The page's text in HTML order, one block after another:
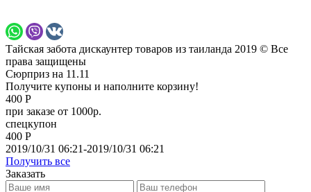
Тайская забота дискаунтер товаров из таиланда 2019 © Все
права защищены
Сюрприз на 11.11
Получите купоны и наполните корзину!
400 Р
при заказе от 1000р.
спецкупон
400 Р
2019/10/31 06:21-2019/10/31 06:21
Получить все
Заказать